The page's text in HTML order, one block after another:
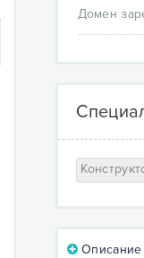
Домен
Описание